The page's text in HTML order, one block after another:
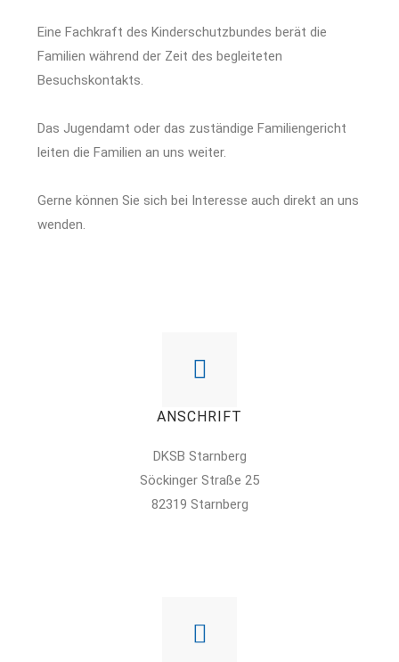
Eine Fachkraft des Kinderschutzbundes berät die
Familien während der Zeit des begleiteten
Besuchskontakts.
Das Jugendamt oder das zuständige Familiengericht
leiten die Familien an uns weiter.
Gerne können Sie sich bei Interesse auch direkt an uns
wenden.
ANSCHRIFT
DKSB Starnberg
Söckinger Straße 25
82319 Starnberg